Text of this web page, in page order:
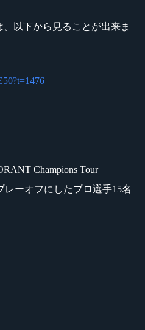
以下から見ることが出来ま
Champions Tour
レーオフにしたプロ選手15名